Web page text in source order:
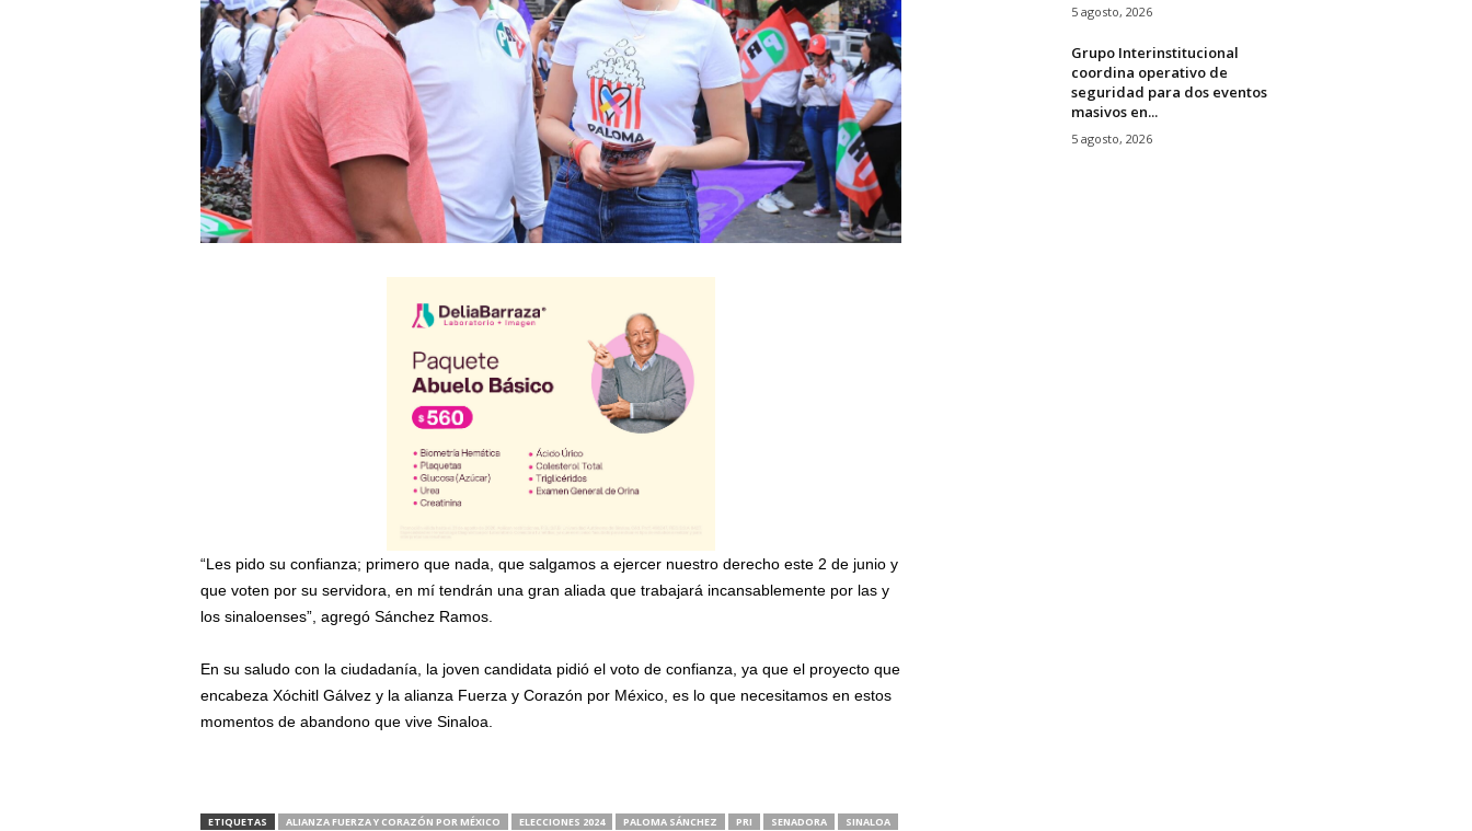
“Les pido su confianza; primero que nada, que salgamos a ejercer nuestro derecho este 2 de junio y
que voten por su servidora, en mí tendrán una gran aliada que trabajará incansablemente por las y
los sinaloenses”, agregó Sánchez Ramos.
En su saludo con la ciudadanía, la joven candidata pidió el voto de confianza, ya que el proyecto que
encabeza Xóchitl Gálvez y la alianza Fuerza y Corazón por México, es lo que necesitamos en estos
momentos de abandono que vive Sinaloa.
ETIQUETAS ALIANZA FUERZA Y CORAZÓN POR MÉXICO ELECCIONES 2024 PALOMA SÁNCHEZ PRI SENADORA SINALOA
5 agosto, 2026
Grupo Interinstitucional
coordina operativo de
seguridad para dos eventos
masivos en...
5 agosto, 2026